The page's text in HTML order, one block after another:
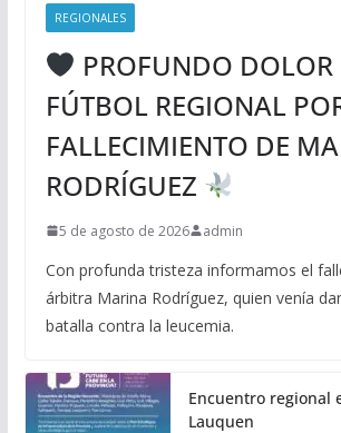
REGIONALES
PROFUNDO DOLOR
FÚTBOL REGIONAL
FALLECIMIENTO DE
RODRÍGUEZ
5 de agosto de 2026 admin
Con profunda tristeza informamos el
árbitra Marina Rodríguez, quien venía
batalla contra la leucemia.
Encuentro regional
Lauquen